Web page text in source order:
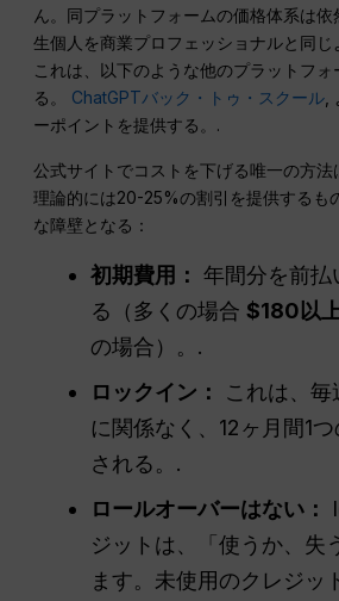
ん。同プラットフォームの価格体系は
生個人を商業プロフェッショナルと同じ
これは、以下のような他のプラットフ
る。 ChatGPTバック・トゥ・スクール
ーポイントを提供する。.
公式サイトでコストを下げる唯一の方
理論的には20-25%の割引を提供するも
な障壁となる：
初期費用： 年間分を前払
る（多くの場合$180以
の場合）。.
ロックイン：
これは、
に関係なく、12ヶ月間1
される。.
ロールオーバーはない：
ジットは、「使うか、失
ます。未使用のクレジッ